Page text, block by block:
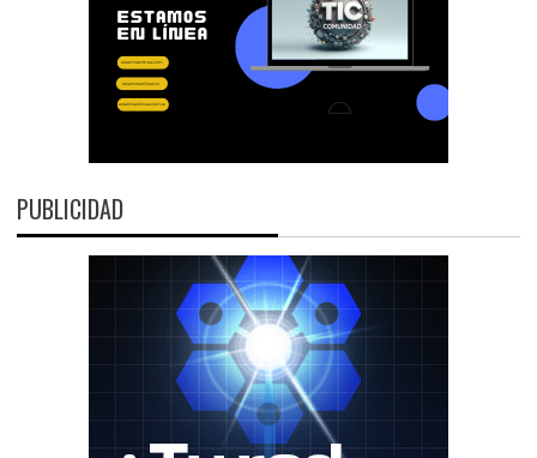
PUBLICIDAD